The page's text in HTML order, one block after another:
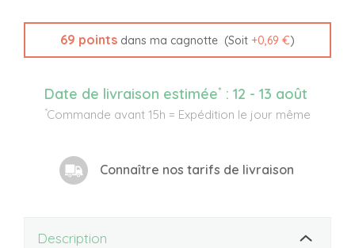
69 points dans ma cagnotte (Soit +0,69 €)
Date de livraison estimée* : 12 - 13 août
*Commande avant 15h = Expédition le jour même
Connaître nos tarifs de livraison
Description